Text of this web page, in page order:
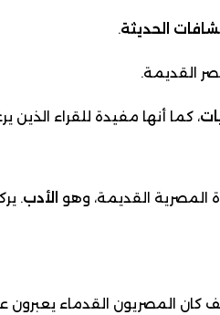
الحديثة.
القديمة.
، كما أنها مفيدة للقراء الذين
المصرية القديمة، وهو الأدب.
كان المصريون القدماء يعبرون